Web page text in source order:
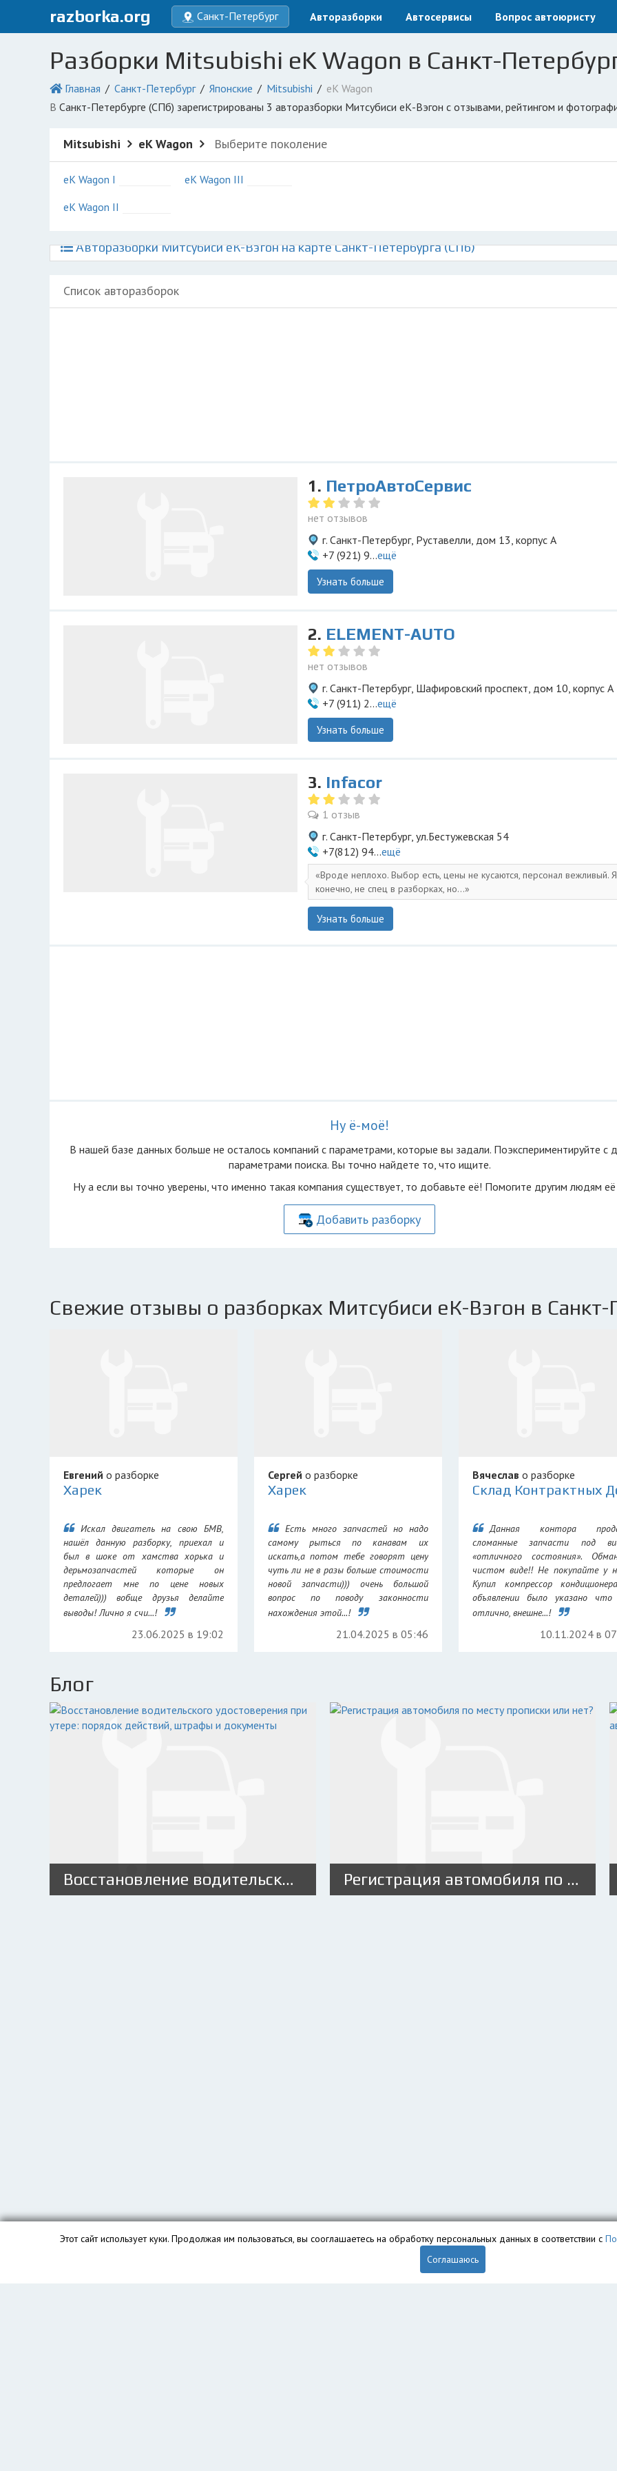
razborka.org Санкт-Петербург Авторазборки Автосервисы Вопрос автоюристу
Разборки Mitsubishi eK Wagon в Санкт-
Главная Санкт-Петербург Японские Mitsubishi
eK Wagon
в Санкт-Петербурге (СПб) зарегистрированы 3 авторазборки Митсубиси еК-Вэгон с отзывами, рейтингом и
Mitsubishi eK Wagon Выберите поколение
eK Wagon I
eK Wagon II
eK Wagon III
Авторазборки Митсубиси еК-Вэгон на карте Санкт-Петербурга (СПб)
Список авторазборок
1. ПетроАвтоСервис
нет отзывов
г. Санкт-Петербург, Руставелли, дом 13, корпус А
+7 (921) 9...ещё
Узнать больше
2. ELEMENT-AUTO
нет отзывов
г. Санкт-Петербург, Шафировский проспект, дом 10, корпус А
+7 (911) 2...ещё
Узнать больше
3. Infacor
1 отзыв
г. Санкт-Петербург, ул.Бестужевская 54
+7(812) 94...ещё
Вроде неплохо. Выбор есть, цены не кусаются, персонал вежливый.
конечно, не спец в разборках, но...
Узнать больше
Ну ё-моё!
В нашей базе данных больше не осталоcь компаний с параметрами, которые вы задали. Поэкспериментируйте с
параметрами поиска. Вы точно найдете то, что ищите.
Ну а если вы точно уверены, что именно такая компания существует, то добавьте её! Помогите другим людям
Добавить разборку
Свежие отзывы о разборках Митсубиси еК-Вэгон в
Евгений о разборке
Харек
Искал двигатель на свою БМВ,
нашёл данную разборку, приехал и
был в шоке от хамства хорька и
дерьмозапчастей которые он
предлогает мне по цене новых
деталей))) вобще друзья делайте
выводы! Лично я счи...!
23.06.2025 в 19:02
Сергей о разборке
Харек
Есть много запчастей но надо
самому рыться по канавам их
искать,а потом тебе говорят цену
чуть ли не в разы больше стоимости
новой запчасти))) очень большой
вопрос по поводу законности
нахождения этой...!
21.04.2025 в 05:46
Вячеслав о разборке
Данная контора
сломанные запчасти под
«отличного состояния».
чистом виде!! Не покупайте у
Купил компрессор
объявлении было указано что
отлично, внешне...!
10.11.2024 в
Блог
Восстановление водительского удостоверения при утере: порядок действий, штрафы и документы Регистрация автомобиля по месту прописки или нет?
Этот сайт использует куки. Продолжая им пользоваться, вы сооглашаетесь на обработку персональных данных в соответствии с
Соглашаюсь